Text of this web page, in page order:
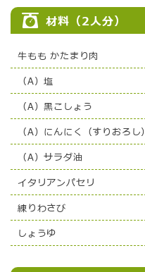
材料（2人分）
牛もも かたまり肉
（A）塩
（A）黒こしょう
（A）にんにく（すりおろし）
（A）サラダ油
イタリアンパセリ
練りわさび
しょうゆ